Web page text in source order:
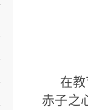
在
赤子之